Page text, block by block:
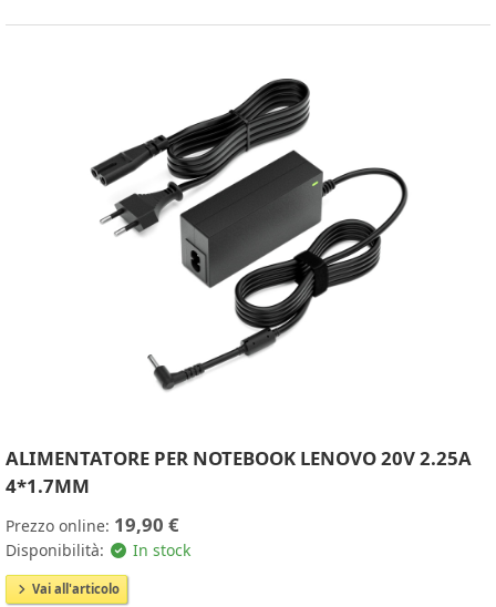
ALIMENTATORE PER NOTEBOOK LENOVO 20V 2.25A
4*1.7MM
Prezzo online: 19,90 €
Disponibilità: In stock
Vai all'articolo